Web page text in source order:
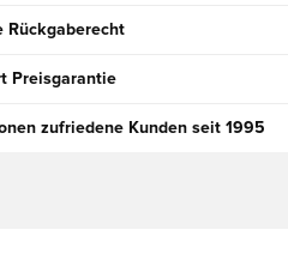
Rückgaberecht
Preisgarantie
zufriedene Kunden seit 1995